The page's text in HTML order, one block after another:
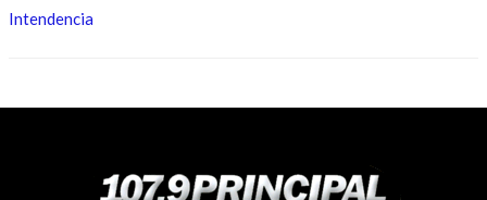
Intendencia